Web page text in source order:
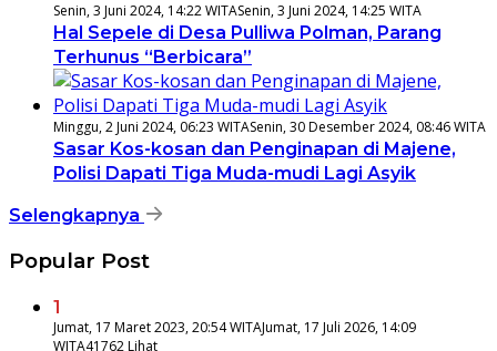
Senin, 3 Juni 2024, 14:22 WITASenin, 3 Juni 2024, 14:25 WITA
Hal Sepele di Desa Pulliwa Polman, Parang
Terhunus “Berbicara”
Minggu, 2 Juni 2024, 06:23 WITASenin, 30 Desember 2024, 08:46 WITA
Sasar Kos-kosan dan Penginapan di Majene,
Polisi Dapati Tiga Muda-mudi Lagi Asyik
Selengkapnya
Popular Post
1
Jumat, 17 Maret 2023, 20:54 WITAJumat, 17 Juli 2026, 14:09
WITA41762 Lihat